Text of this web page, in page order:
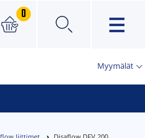
0
×
Myymälät